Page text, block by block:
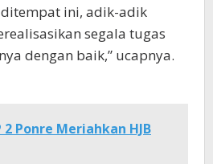
ditempat ini, adik-adik
segala tugas
dengan baik,” ucapnya.
2 Ponre Meriahkan HJB